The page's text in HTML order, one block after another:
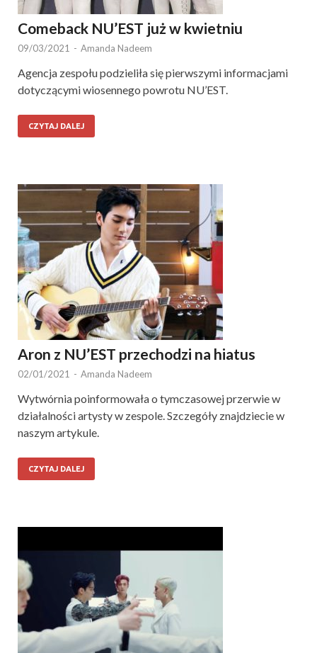
Comeback NU’EST już w kwietniu
09/03/2021 - Amanda Nadeem
Agencja zespołu podzieliła się pierwszymi informacjami
dotyczącymi wiosennego powrotu NU’EST.
CZYTAJ DALEJ
Aron z NU’EST przechodzi na hiatus
02/01/2021 - Amanda Nadeem
Wytwórnia poinformowała o tymczasowej przerwie w
działalności artysty w zespole. Szczegóły znajdziecie w
naszym artykule.
CZYTAJ DALEJ